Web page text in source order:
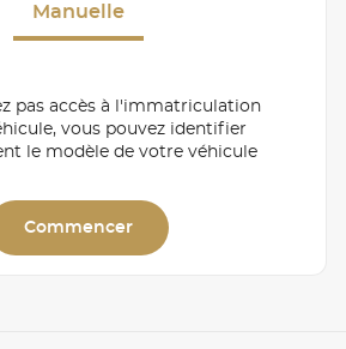
Manuelle
pas accès à l'immatriculation
vous pouvez identifier
le modèle de votre véhicule
Commencer